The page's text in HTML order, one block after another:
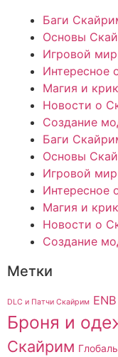
Баги
Основы
Игровой
Интересное
Магия и
Новости о
Создание
Баги
Основы
Игровой
Интересное
Магия и
Новости о
Создание
Метки
DLC и Патчи Скайрим
Броня и
Скайрим